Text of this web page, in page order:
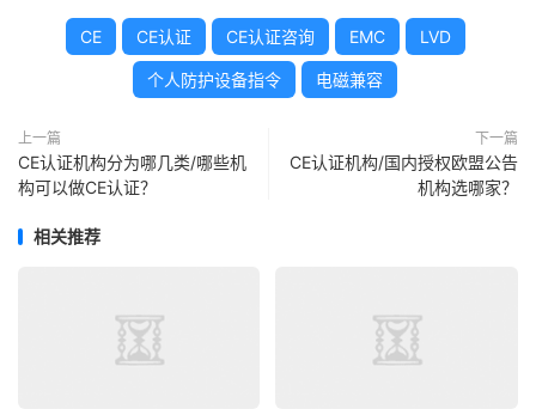
CE CE认证 CE认证咨询 EMC LVD
个人防护设备指令 电磁兼容
上一篇
CE认证机构分为哪几类/哪些机
构可以做CE认证？
下一篇
CE认证机构/国内授权欧盟公告
机构选哪家？
相关推荐